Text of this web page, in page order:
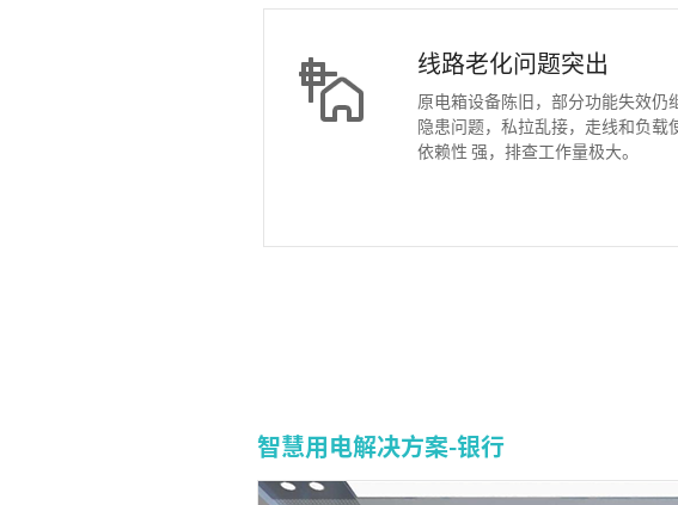
线路老化问题突出
原电箱设备陈旧，部分功能失效
隐患问题，私拉乱接，走线和负
依赖性 强，排查工作量极大。
智慧用电解决方案-银行